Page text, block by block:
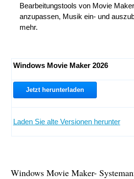
Bearbeitungstools von Movie
anzupassen, Musik ein- und
mehr.
Windows Movie Maker 2026
Jetzt herunterladen
Laden Sie alte Versionen herunter
Windows Movie Maker-